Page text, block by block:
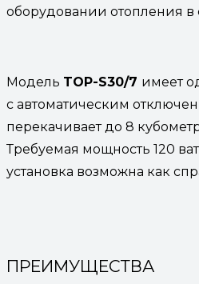
оборудовании отопления в
Модель TOP-S30/7 имеет
с автоматическим
перекачивает до 8
Требуемая мощность 120
установка возможна как
ПРЕИМУЩЕСТВА